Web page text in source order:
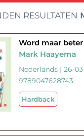
RESULTATEN
Word maar beter
Mark Haayema
Nederlands | 26-
9789047628743
Hardback